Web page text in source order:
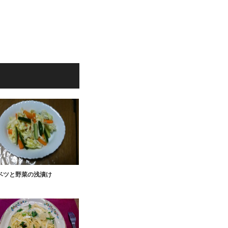
ツと野菜の浅漬け